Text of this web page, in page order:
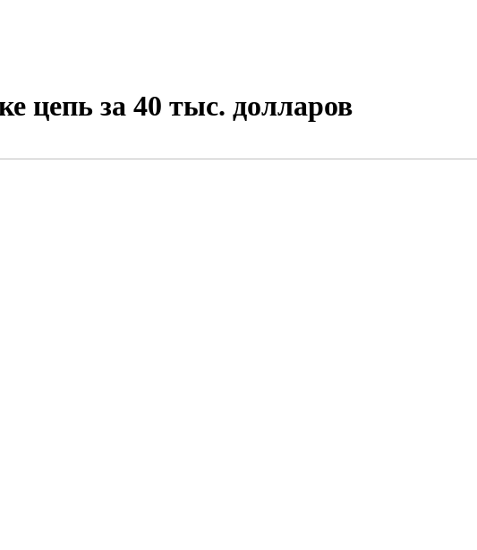
цепь за 40 тыс. долларов